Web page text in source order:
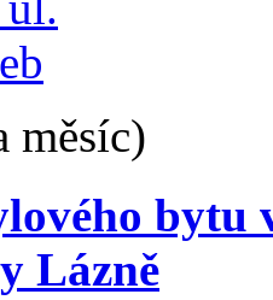
měsíc)
bytu
Lázně